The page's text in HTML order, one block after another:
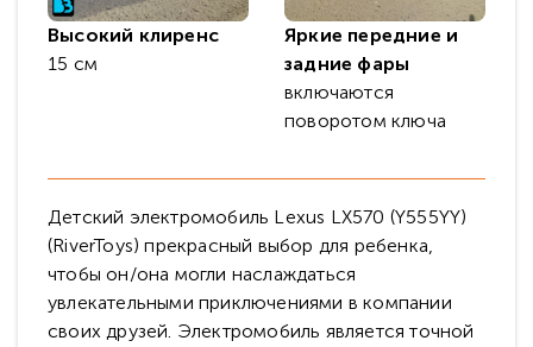
Высокий клиренс
15 см
Яркие передние и
задние фары
включаются
поворотом ключа
Детский электромобиль Lexus LX570 (Y555YY)
(RiverToys) прекрасный выбор для ребенка,
чтобы он/она могли наслаждаться
увлекательными приключениями в компании
своих друзей. Электромобиль является точной